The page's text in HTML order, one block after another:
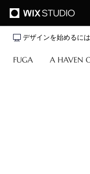
デザインを始めるに